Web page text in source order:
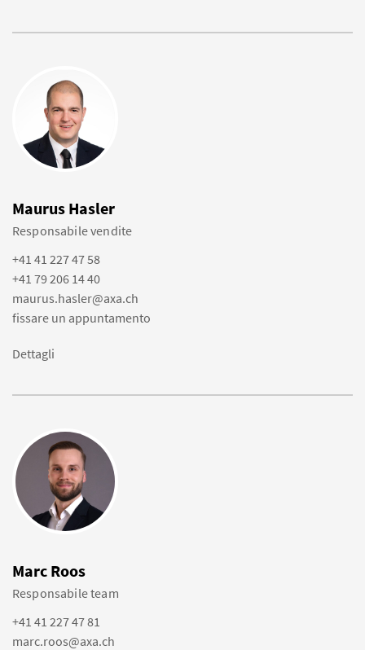
Maurus Hasler
Responsabile vendite
+41 41 227 47 58
+41 79 206 14 40
maurus.hasler@axa.ch
fissare un appuntamento
Dettagli
Marc Roos
Responsabile team
+41 41 227 47 81
marc.roos@axa.ch